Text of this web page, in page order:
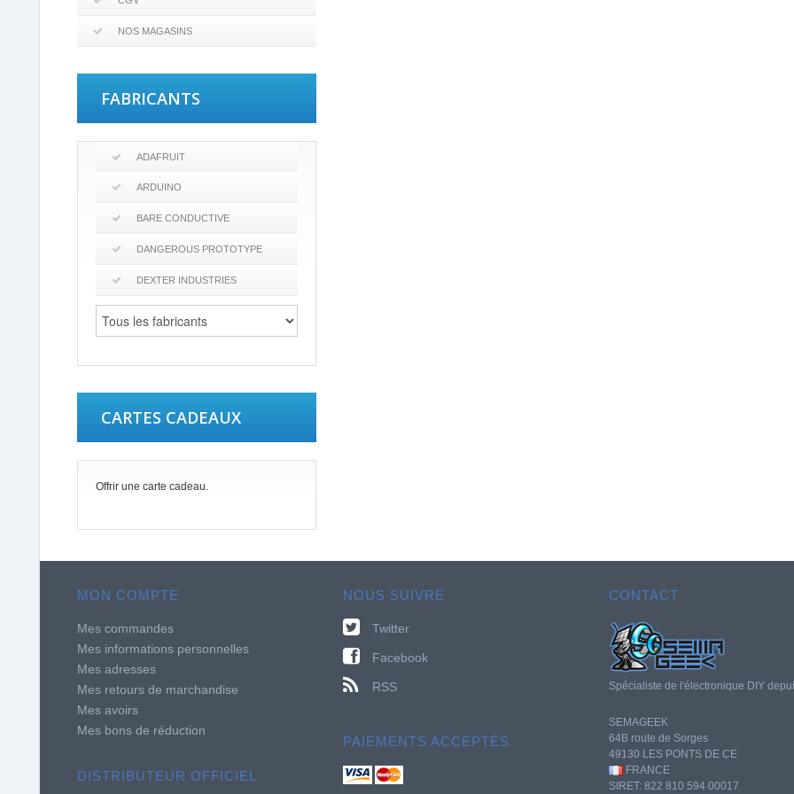
NOS MAGASINS
FABRICANTS
ADAFRUIT
ARDUINO
BARE CONDUCTIVE
DANGEROUS PROTOTYPE
DEXTER INDUSTRIES
CARTES CADEAUX
Offrir une carte cadeau.
MON COMPTE
Mes commandes
Mes informations personnelles
Mes adresses
Mes retours de marchandise
Mes avoirs
Mes bons de réduction
DISTRIBUTEUR OFFICIEL
NOUS SUIVRE
Twitter
Facebook
RSS
PAIEMENTS ACCEPTÉS
CONTACT
Spécialiste de l'électronique DIY
SEMAGEEK
64B route de Sorges
49130 LES PONTS DE CE
FRANCE
SIRET: 822 810 594 00017